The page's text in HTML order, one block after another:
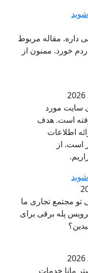
داره. مقاله مربوط
خورد. ممنون از
سایت مورد
است. هدف
اطلاعات
است. از
تو مجتمع تجاری ما
پله برقی برای
مانا خدمات